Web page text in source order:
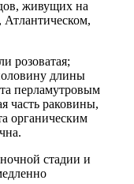
живущих на
розоватая;
длины
перламутровым
часть раковины,
органическим
стадии и